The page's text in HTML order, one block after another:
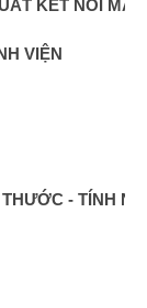
KẾT NỐI
VIỆN
- TÍNH